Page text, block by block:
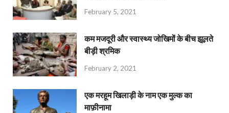
February 5, 2021
कम मजदूरी और स्वास्थ्य जोखिमों के बीच झूलते
बीड़ी श्रमिक
February 2, 2021
एक मरहूम खिलाड़ी के नाम एक मुल्क का
माफ़ीनामा